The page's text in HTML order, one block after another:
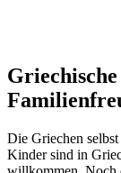
Die Griechen
Kinder sind in